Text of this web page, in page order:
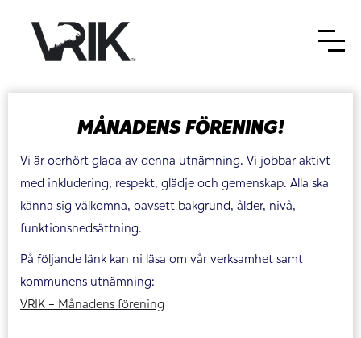
MÅNADENS FÖRENING!
Vi är oerhört glada av denna utnämning. Vi jobbar aktivt
med inkludering, respekt, glädje och gemenskap. Alla ska
känna sig välkomna, oavsett bakgrund, ålder, nivå,
funktionsnedsättning.
På följande länk kan ni läsa om vår verksamhet samt
kommunens utnämning:
VRIK - Månadens förening